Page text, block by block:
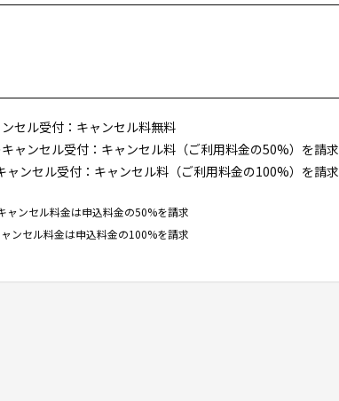
セル受付：キャンセル料無料
ャンセル受付：キャンセル料（ご利用料金の50%）を請求
ンセル受付：キャンセル料（ご利用料金の100%）を請求
ンセル料金は申込料金の50%を請求
ンセル料金は申込料金の100%を請求